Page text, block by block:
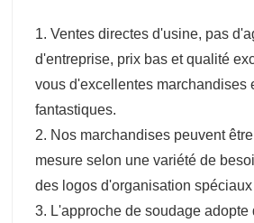
1. Ventes directes d'usine, pas
d'entreprise, prix bas et qualité
vous d'excellentes marchandises
fantastiques.
2. Nos marchandises peuvent
mesure selon une variété de
des logos d'organisation
3. L'approche de soudage